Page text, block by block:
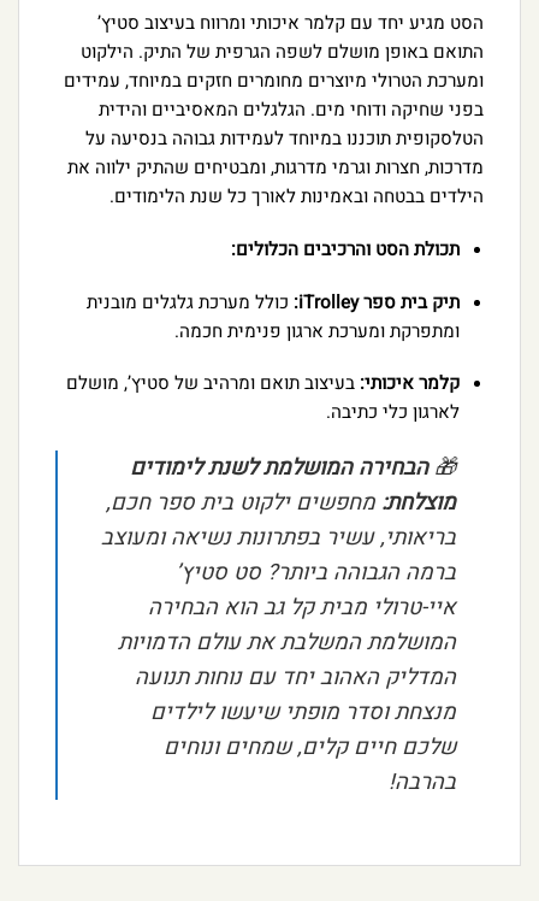
הסט מגיע יחד עם קלמר איכותי ומרווח בעיצוב סטיץ’
התואם באופן מושלם לשפה הגרפית של התיק. הילקוט
ומערכת הטרולי מיוצרים מחומרים חזקים במיוחד, עמידים
בפני שחיקה ודוחי מים. הגלגלים המאסיביים והידית
הטלסקופית תוכננו במיוחד לעמידות גבוהה בנסיעה על
מדרכות, חצרות וגרמי מדרגות, ומבטיחים שהתיק ילווה את
הילדים בבטחה ובאמינות לאורך כל שנת הלימודים.
תכולת הסט והרכיבים הכלולים:
תיק בית ספר iTrolley:
כולל מערכת גלגלים מובנית
ומתפרקת ומערכת ארגון פנימית חכמה.
קלמר איכותי: בעיצוב תואם ומרהיב של סטיץ’, מושלם
לארגון כלי כתיבה.
🎁הבחירה המושלמת לשנת לימודים
מוצלחת: מחפשים ילקוט בית ספר חכם,
בריאותי, עשיר בפתרונות נשיאה ומעוצב
ברמה הגבוהה ביותר? סט סטיץ’
איי-טרולי מבית קל גב הוא הבחירה
המושלמת המשלבת את עולם הדמויות
המדליק האהוב יחד עם נוחות תנועה
מנצחת וסדר מופתי שיעשו לילדים
שלכם חיים קלים, שמחים ונוחים
בהרבה!